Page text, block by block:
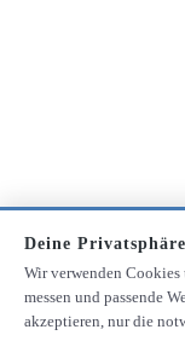
Deine Privatsphäre
Wir verwenden
messen und passende
akzeptieren, nur die